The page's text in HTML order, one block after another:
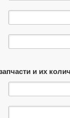
и их